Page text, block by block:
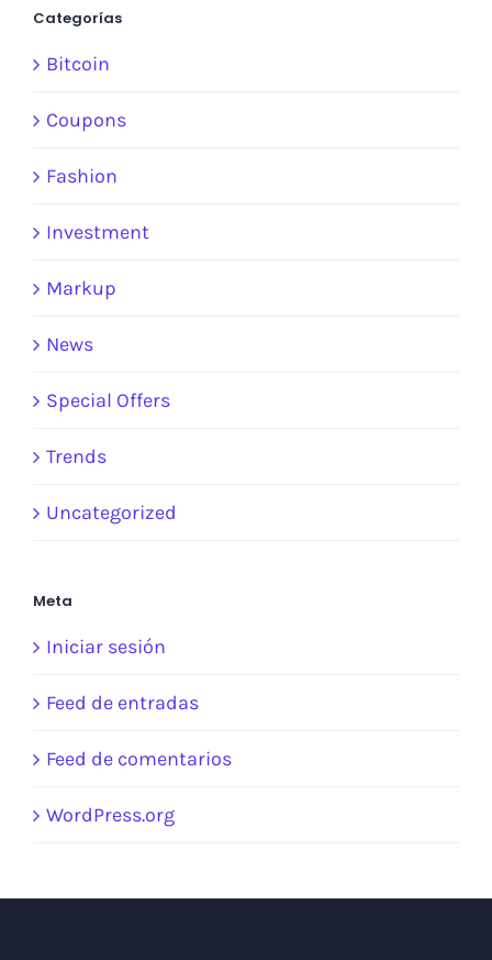
Categorías
Bitcoin
Coupons
Fashion
Investment
Markup
News
Special Offers
Trends
Uncategorized
Meta
Iniciar sesión
Feed de entradas
Feed de comentarios
WordPress.org